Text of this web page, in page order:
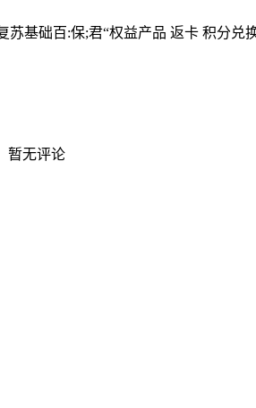
苏基础百:保;君“权益产品 返卡 积分兑
暂无评论